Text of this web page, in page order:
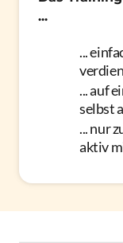
...
...
... auf
selbst
... nur
aktiv